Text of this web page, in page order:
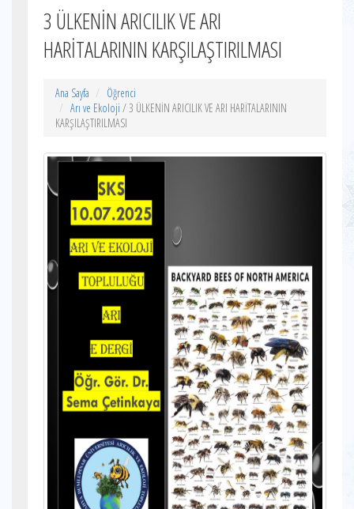
3 ÜLKENİN ARICILIK VE ARI
HARİTALARININ KARŞILAŞTIRILMASI
Ana Sayfa
Öğrenci
Arı ve Ekoloji / 3 ÜLKENİN ARICILIK VE ARI HARİTALARININ
KARŞILAŞTIRILMASI